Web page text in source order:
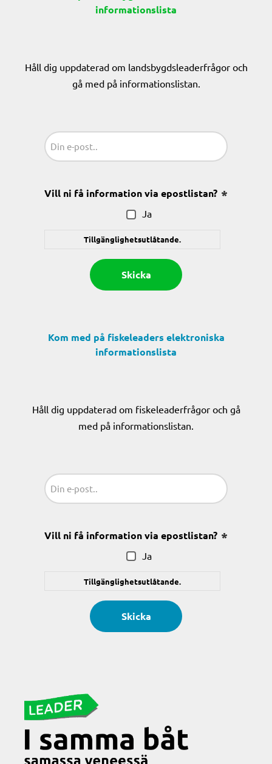
informationslista
Håll dig uppdaterad om landsbygdsleaderfrågor och
gå med på informationslistan.
Vill ni få information via epostlistan?
Ja
Tillgänglighetsutlåtande.
Kom med på fiskeleaders elektroniska
informationslista
Håll dig uppdaterad om fiskeleaderfrågor och gå
med på informationslistan.
Sähköposti
Vill ni få information via epostlistan?
Ja
Tillgänglighetsutlåtande.